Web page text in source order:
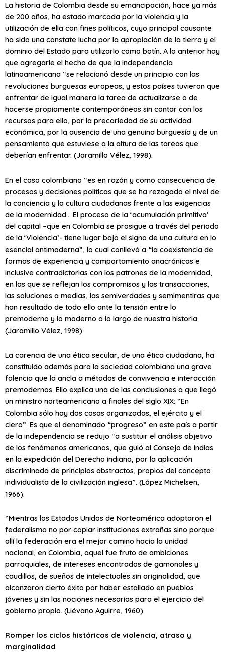
La historia de Colombia desde su emancipación, hace ya más
de 200 años, ha estado marcada por la violencia y la
utilización de ella con fines políticos, cuyo principal causante
ha sido una constate lucha por la apropiación de la tierra y el
dominio del Estado para utilizarlo como botín. A lo anterior hay
que agregarle el hecho de que la independencia
latinoamericana “se relacionó desde un principio con las
revoluciones burguesas europeas, y estos países tuvieron que
enfrentar de igual manera la tarea de actualizarse o de
hacerse propiamente contemporáneos sin contar con los
recursos para ello, por la precariedad de su actividad
económica, por la ausencia de una genuina burguesía y de un
pensamiento que estuviese a la altura de las tareas que
deberían enfrentar. (Jaramillo Vélez, 1998).
En el caso colombiano “es en razón y como consecuencia de
procesos y decisiones políticas que se ha rezagado el nivel de
la conciencia y la cultura ciudadanas frente a las exigencias
de la modernidad… El proceso de la ‘acumulación primitiva’
del capital –que en Colombia se prosigue a través del periodo
de la ‘Violencia’- tiene lugar bajo el signo de una cultura en lo
esencial antimoderna”, lo cual conllevó a “la coexistencia de
formas de experiencia y comportamiento anacrónicas e
inclusive contradictorias con los patrones de la modernidad,
en las que se reflejan los compromisos y las transacciones,
las soluciones a medias, las semiverdades y semimentiras que
han resultado de todo ello ante la tensión entre lo
premoderno y lo moderno a lo largo de nuestra historia.
(Jaramillo Vélez, 1998).
La carencia de una ética secular, de una ética ciudadana, ha
constituido además para la sociedad colombiana una grave
falencia que la ancla a métodos de convivencia e interacción
premodernos. Ello explica una de las conclusiones a que llegó
un ministro norteamericano a finales del siglo XIX: “En
Colombia sólo hay dos cosas organizadas, el ejército y el
clero”. Es que el denominado “progreso” en este país a partir
de la independencia se redujo “a sustituir el análisis objetivo
de los fenómenos americanos, que guió al Consejo de Indias
en la expedición del Derecho indiano, por la aplicación
discriminada de principios abstractos, propios del concepto
individualista de la civilización inglesa”. (López Michelsen,
1966).
“Mientras los Estados Unidos de Norteamérica adoptaron el
federalismo no por copiar instituciones extrañas sino porque
allí la federación era el mejor camino hacia la unidad
nacional, en Colombia, aquel fue fruto de ambiciones
parroquiales, de intereses encontrados de gamonales y
caudillos, de sueños de intelectuales sin originalidad, que
alcanzaron cierto éxito por haber estallado en pueblos
jóvenes y sin las nociones necesarias para el ejercicio del
gobierno propio. (Liévano Aguirre, 1960).
Romper los ciclos históricos de violencia, atraso y
marginalidad